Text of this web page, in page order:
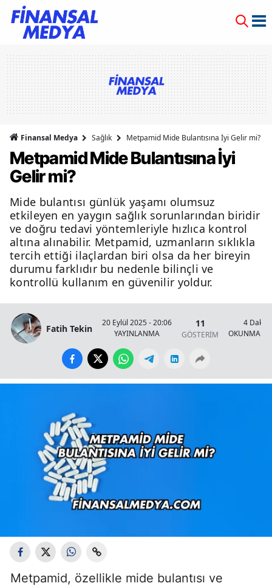
Finansal Medya Sağlık Metpamid Mide Bulantısına İyi Gelir mi?
Metpamid Mide Bulantısına İyi
Gelir mi?
Mide bulantısı günlük yaşamı olumsuz
etkileyen en yaygın sağlık sorunlarından biridir
ve doğru tedavi yöntemleriyle hızlıca kontrol
altına alınabilir. Metpamid, uzmanların sıklıkla
tercih ettiği ilaçlardan biri olsa da her bireyin
durumu farklıdır bu nedenle bilinçli ve
kontrollü kullanım en güvenilir yoldur.
Fatih Tekin
20 Eylül 2025 - 20:06
YAYINLANMA
11
GÖSTERİM
4 Dakika
OKUNMA
Metpamid, özellikle mide bulantısı ve